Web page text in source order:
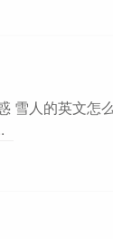
雪人的英文